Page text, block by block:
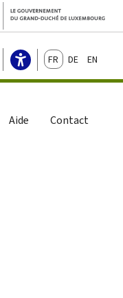
FrançaisDeutschEnglish
Aide Contact